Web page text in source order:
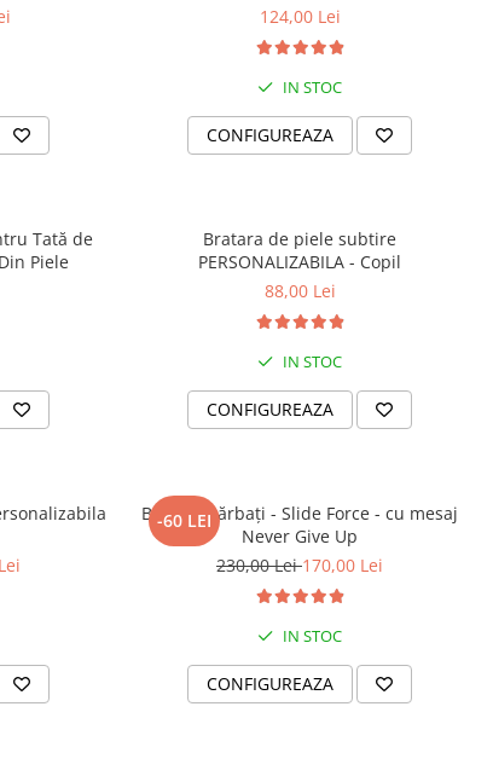
124,00 Lei
IN STOC
CONFIGUREAZA
Tată de
Piele
Bratara de piele subtire
PERSONALIZABILA - Copil
88,00 Lei
IN STOC
CONFIGUREAZA
-60 LEI
Brățară bărbați - Slide Force - cu mesaj
Never Give Up
230,00 Lei170,00 Lei
IN STOC
CONFIGUREAZA